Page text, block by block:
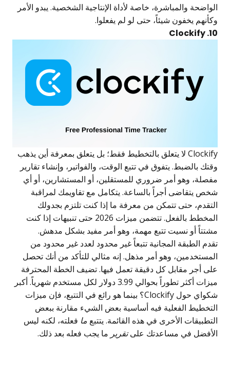
الواضحة والمباشرة، خاصة لأداة الإنتاجية الشخصية. يبدو الأمر
وكأنهم يخفون شيئاً، حتى لو لم يفعلوا.
10. Clockify
Clockify لا يتعلق بالتخطيط فقط؛ بل يتعلق بمعرفة أين يذهب
وقتك بالضبط. يتفوق في تتبع الوقت، والفواتير، وإنشاء تقارير
مفصلة، وهو أمر ضروري للمستقلين، أو المستشارين، أو أي
شخص يتقاضى أجراً بالساعة. يتكامل مع تقاويمك لمراقبة
التقدم، حتى تتمكن من معرفة ما إذا كنت تلتزم بجدولك
المخطط بالفعل. تتضمن ميزات 2026 حتى تنبيهات إذا كنت
مشتتاً أو نسيت تتبع مهمة، وهو أمر مفيد بشكل مدهش.
تقدم الطبقة المجانية تتبعاً غير محدود لعدد غير محدود من
المستخدمين، وهو أمر مذهل. إنه مثالي للتأكد من أنك تحصل
على أجر مقابل كل دقيقة تعمل فيها. تضيف الخطة المحترفة
ميزات أكثر تطوراً بحوالي 3.99 دولار لكل مستخدم شهرياً. أكبر
شكواي حول Clockify؟ بينما هو رائع في التتبع، فإن ميزات
التخطيط الفعلية فيه أساسية بعض الشيء مقارنة ببعض
التطبيقات الأخرى في هذه القائمة. يتتبع ما فعلته، لكنه ليس
الأفضل في مساعدتك علىتقرير ما يجب فعله بعد ذلك.